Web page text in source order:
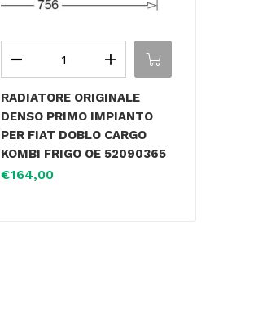
RADIATORE ORIGINALE
DENSO PRIMO IMPIANTO
PER FIAT DOBLO CARGO
KOMBI FRIGO OE 52090365
€164,00